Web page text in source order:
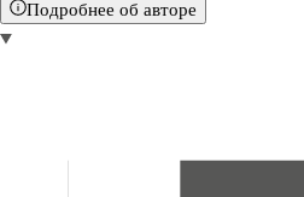
Подробнее об авторе